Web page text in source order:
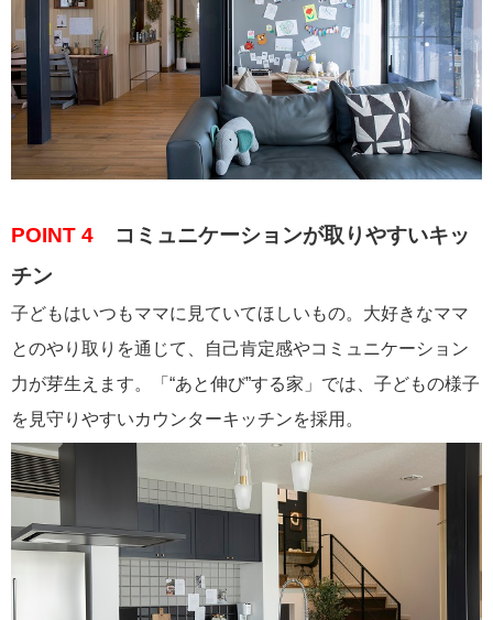
POINT 4 コミュニケーションが取りやすいキッ
チン
子どもはいつもママに見ていてほしいもの。大好きなママ
とのやり取りを通じて、自己肯定感やコミュニケーション
力が芽生えます。「“あと伸び”する家」では、子どもの様子
を見守りやすいカウンターキッチンを採用。